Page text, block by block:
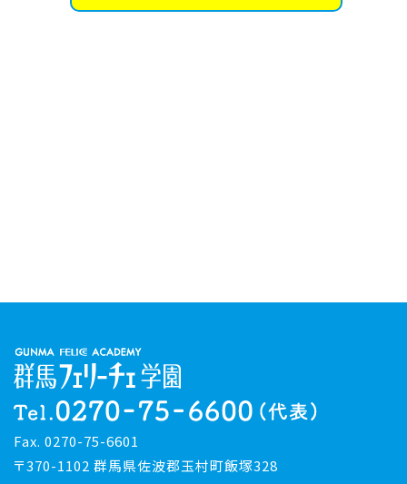
Fax. 0270-75-6601
〒370-1102 群馬県佐波郡玉村町飯塚328